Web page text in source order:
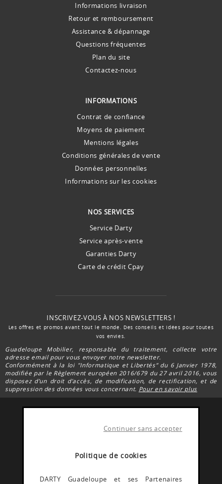
Politique de cookies
Continuer sans accepter
DARTY Guadeloupe et ses Partenaires
Informations livraison
Retour et remboursement
Assistance & dépannage
Questions fréquentes
Plan du site
Contactez-nous
INFORMATIONS
Contrat de confiance
Moyens de paiement
Mentions légales
Conditions générales de vente
Données personnelles
Informations sur les cookies
NOS SERVICES
Service Darty
Service après-vente
Garanties Darty
Carte de crédit Cpay
INSCRIVEZ-VOUS À NOS NEWSLETTERS !
Les offres et promos avant tout le monde. Des conseils et idées pour toutes
vos envies.
Guadeloupe Mobilier, responsable du traitement, collecte votre
adresse email pour vous envoyer notre newsletter.
Conformément à la loi "Informatique et Libertés” du 6 Janvier 1978,
modifiée par le Règlement européen 2016/679 du 27 avril 2016, vous
disposez d’un droit d’accès, de modification, de rectification, et de
suppression des données vous concernant. Pour en savoir plus
FACEBOOK DARTY
Rejoignez la communauté Darty Guadeloupe
INSTAGRAM DARTY